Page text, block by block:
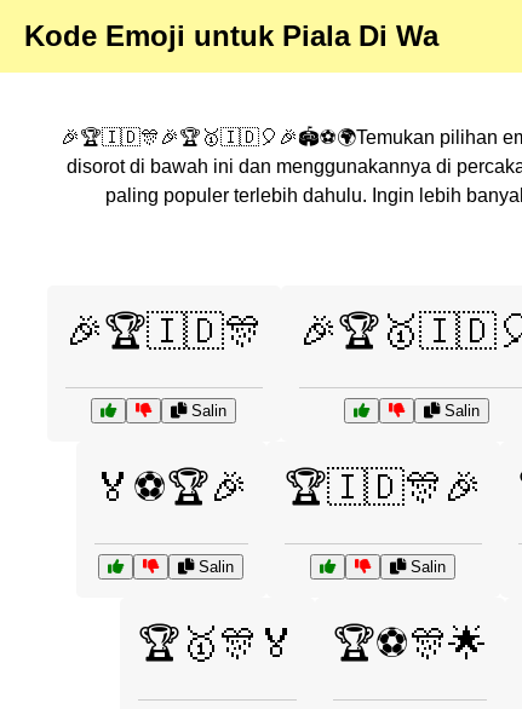
Kode Emoji untuk Piala Di Wa
🎉🏆🇮🇩🎊🎉🏆🥇🇮🇩🎈🎉🏟️⚽🌍Temukan pilihan
disorot di bawah ini dan menggunakannya di
paling populer terlebih dahulu. Ingin lebih
🎉🏆🇮🇩🎊
Salin Salin
🏅⚽🏆🎉
Salin
🏆🇮🇩🎊🎉
Salin
🏆🥇🎊🏅 🏆⚽🎊🌟